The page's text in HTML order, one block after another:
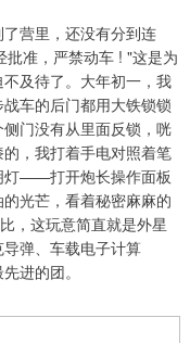
营里，还没有分到连
准，严禁动车 ! "这是为
及待了。大年初一，我
车的后门都用大铁锁锁
门没有从里面反锁，咣
，我打着手电对照着笔
——打开炮长操作面板
光芒，看着秘密麻麻的
，这玩意简直就是外星
弹、车载电子计算
进的团。